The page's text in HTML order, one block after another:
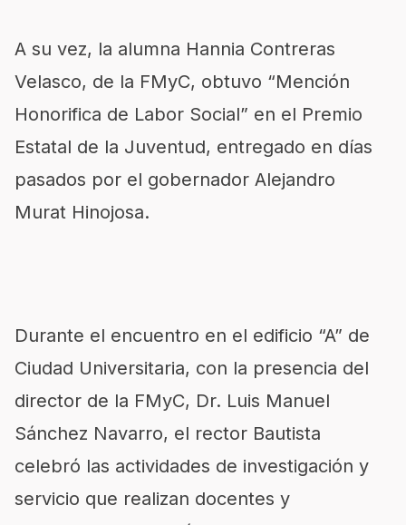
A su vez, la alumna Hannia Contreras
Velasco, de la FMyC, obtuvo “Mención
Honorifica de Labor Social” en el Premio
Estatal de la Juventud, entregado en días
pasados por el gobernador Alejandro
Murat Hinojosa.
Durante el encuentro en el edificio “A” de
Ciudad Universitaria, con la presencia del
director de la FMyC, Dr. Luis Manuel
Sánchez Navarro, el rector Bautista
celebró las actividades de investigación y
servicio que realizan docentes y